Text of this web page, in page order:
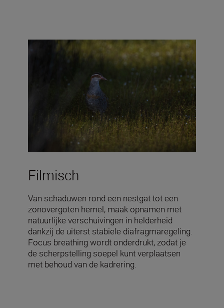
Filmisch
Van schaduwen rond een nestgat tot een
zonovergoten hemel, maak opnamen met
natuurlijke verschuivingen in helderheid
dankzij de uiterst stabiele diafragmaregeling.
Focus breathing wordt onderdrukt, zodat je
de scherpstelling soepel kunt verplaatsen
met behoud van de kadrering.